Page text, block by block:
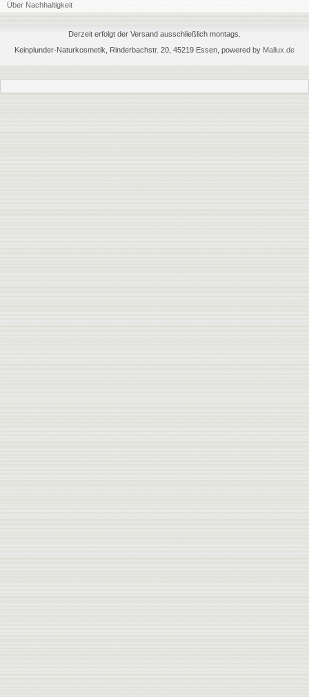
Über Nachhaltigkeit
Derzeit erfolgt der Versand ausschließlich montags.
Keinplunder-Naturkosmetik, Rinderbachstr. 20, 45219 Essen, powered by Mallux.de